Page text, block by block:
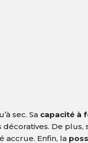
sec. Sa capacité à
De plus,
accrue. Enfin, la